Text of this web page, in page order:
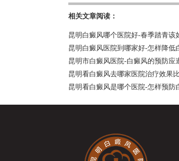
相关文章阅读：
昆明白癜风哪个医院好-春季踏青该
昆明白癜风医院到哪家好-怎样降低
昆明市白癜风医院-白癜风的预防应
昆明看白癜风去哪家医院治疗效果
昆明看白癜风是哪个医院-怎样预防